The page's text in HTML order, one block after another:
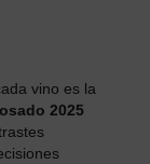
vino es la
2025